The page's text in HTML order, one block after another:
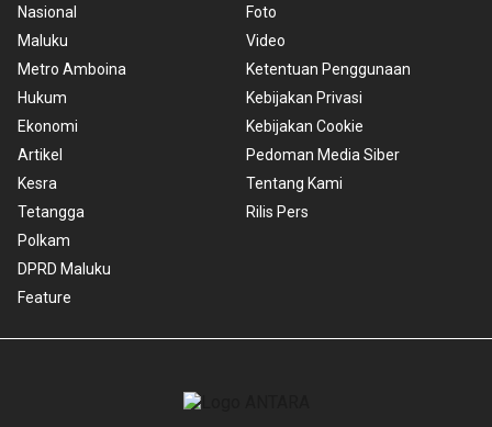
Nasional
Maluku
Metro Amboina
Hukum
Ekonomi
Artikel
Kesra
Tetangga
Polkam
DPRD Maluku
Feature
Foto
Video
Ketentuan Penggunaan
Kebijakan Privasi
Kebijakan Cookie
Pedoman Media Siber
Tentang Kami
Rilis Pers